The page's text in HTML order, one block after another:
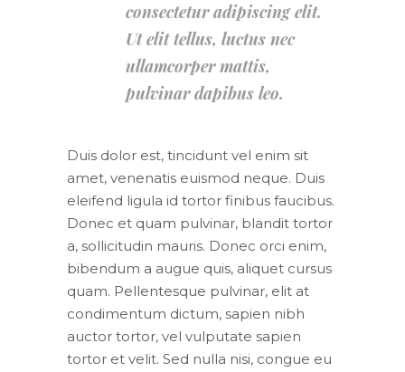
consectetur adipiscing elit.
Ut elit tellus, luctus nec
ullamcorper mattis,
pulvinar dapibus leo.
Duis dolor est, tincidunt vel enim sit
amet, venenatis euismod neque. Duis
eleifend ligula id tortor finibus faucibus.
Donec et quam pulvinar, blandit tortor
a, sollicitudin mauris. Donec orci enim,
bibendum a augue quis, aliquet cursus
quam. Pellentesque pulvinar, elit at
condimentum dictum, sapien nibh
auctor tortor, vel vulputate sapien
tortor et velit. Sed nulla nisi, congue eu